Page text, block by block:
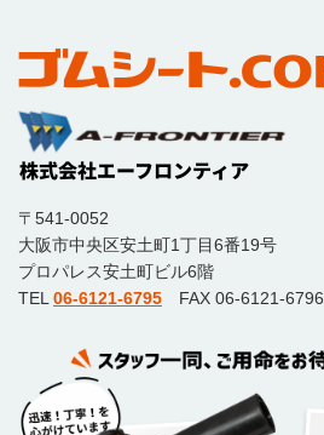
〒541-0052
大阪市中央区安土町1丁目6番19号
プロパレス安土町ビル6階
TEL06-6121-6795 FAX 06-6121-6796